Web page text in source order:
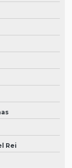
Rei